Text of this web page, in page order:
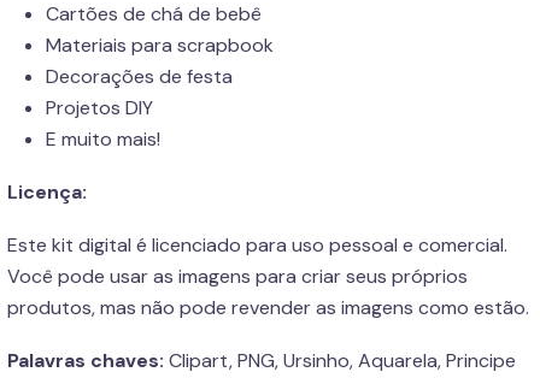
Cartões de chá de bebê
Materiais para scrapbook
Decorações de festa
Projetos DIY
E muito mais!
Licença:
Este kit digital é licenciado para uso pessoal e comercial.
Você pode usar as imagens para criar seus próprios
produtos, mas não pode revender as imagens como estão.
Palavras chaves: Clipart, PNG, Ursinho, Aquarela, Principe